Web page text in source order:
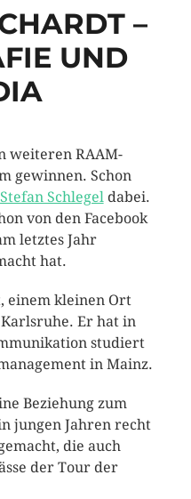
–
UND
weiteren RAAM-
gewinnen. Schon
Stefan Schlegeldabei.
von den Facebook
letztes Jahr
hat.
einem kleinen Ort
Er hat in
studiert
in Mainz.
Beziehung zum
jungen Jahren recht
die auch
der Tour der